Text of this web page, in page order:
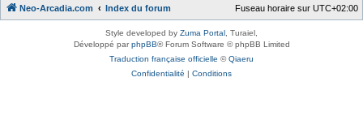
Neo-Arcadia.com Index du forum Fuseau horaire sur UTC+02:00
Style developed by Zuma Portal , Turaiel,
Développé parphpBB® Forum Software © phpBB Limited
Traduction française officielle ©Qiaeru
Confidentialité | Conditions